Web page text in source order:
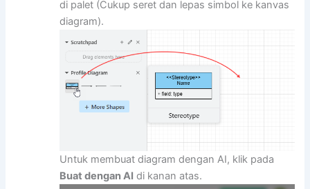
di palet (Cukup seret dan lepas simbol ke kanvas
diagram).
Untuk membuat diagram dengan AI, klik pada
Buat dengan AI di kanan atas.